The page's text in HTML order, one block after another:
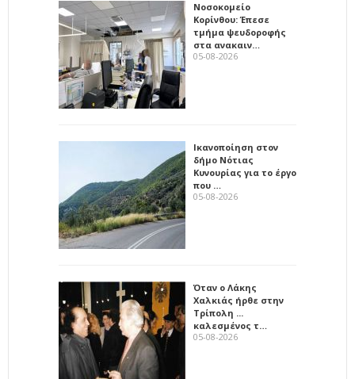
Νοσοκομείο
Κορίνθου: Έπεσε
τμήμα ψευδοροφής
στα ανακαιν…
05-08-2026
Ικανοποίηση στον
δήμο Νότιας
Κυνουρίας για το έργο
που …
05-08-2026
Όταν ο Λάκης
Χαλκιάς ήρθε στην
Τρίπολη ...
καλεσμένος τ…
05-08-2026